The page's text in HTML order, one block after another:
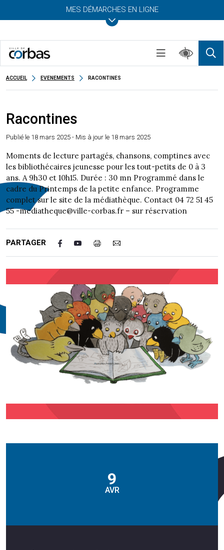
MES DÉMARCHES EN LIGNE
ACCUEIL EVENEMENTS RACONTINES
Racontines
Publié le 18 mars 2025 - Mis à jour le 18 mars 2025
Moments de lecture partagés, chansons, comptines avec
les bibliothécaires jeunesse pour les tout-petits de 0 à 3
ans. A 9h30 et 10h15. Durée : 30 mn Programmé dans le
cadre du Printemps de la petite enfance. Programme
complet sur le site de la médiathèque. Contact 04 72 51 45
55 -mediatheque@ville-corbas.fr – sur réservation
PARTAGER
9
AVR